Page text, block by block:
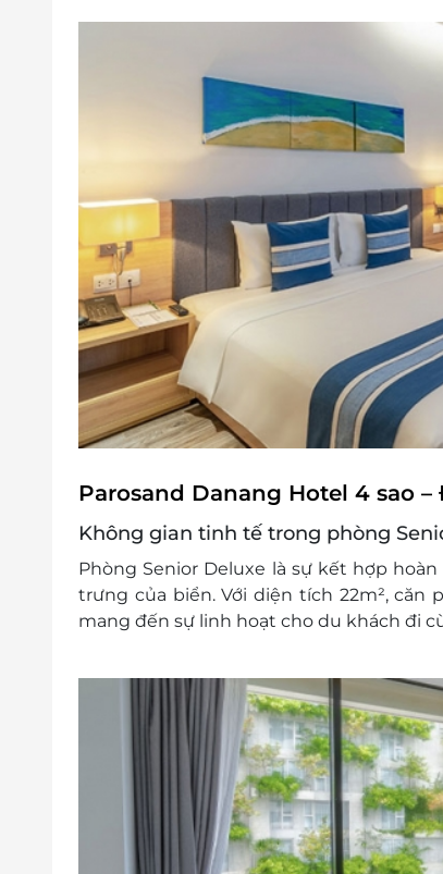
VNĐ/khách/đêm
Phụ thu giường phụ (từ 12 tuổi trở
Bữa tối bắt buộc 31/12: 950,000
Điều kiện đặt & nhận phòng:
Đặt ít nhất 7 - 10 ngày trước
Giờ nhận phòng: Sau 14h00 / Giờ
Check in sớm - Check out
theo quy định của khách sạn
Hotline đặt phòng & tư vấn (9h-
Văn phòng HCM: 028 6680 8757
Điều kiện hoãn/huỷ phòng:
Hủy trước 30 ngày miễn phí; tính
Hủy phòng từ 15 ngày đến ngày
đổi các ngày cao điểm và Lễ Tết
Điều kiện khác:
Áp dụng 01 e-Voucher/e-Coupon
e-Voucher/e-Coupon không có
Không áp dụng đồng thời với
Parosand Danang Hotel 4 sao
Không gian tinh tế trong phòng
Phòng Senior Deluxe là sự kết hợp
trưng của biển. Vớidiện tích 22m², căn
mang đến sự linh hoạt cho du khách đi